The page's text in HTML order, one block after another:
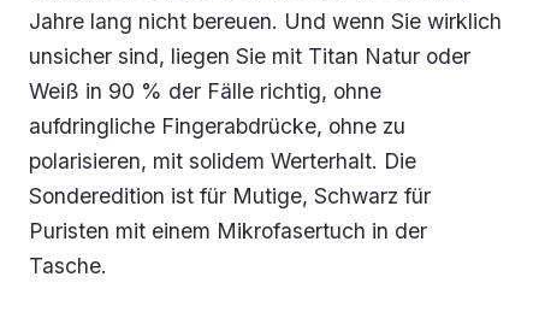
Jahre lang nicht bereuen. Und wenn Sie wirklich
unsicher sind, liegen Sie mit Titan Natur oder
Weiß in 90 % der Fälle richtig, ohne
aufdringliche Fingerabdrücke, ohne zu
polarisieren, mit solidem Werterhalt. Die
Sonderedition ist für Mutige, Schwarz für
Puristen mit einem Mikrofasertuch in der
Tasche.